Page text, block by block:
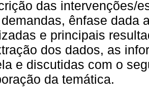
das intervenções/
ênfase dada
e principais
dos dados, as
e discutidas com o
da temática.